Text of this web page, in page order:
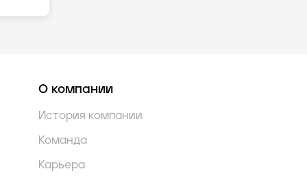
О компании
История компании
Команда
Карьера